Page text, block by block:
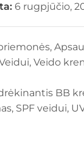
6 rugpjūčio,
,
, Veido
BB
, SPF veidui,